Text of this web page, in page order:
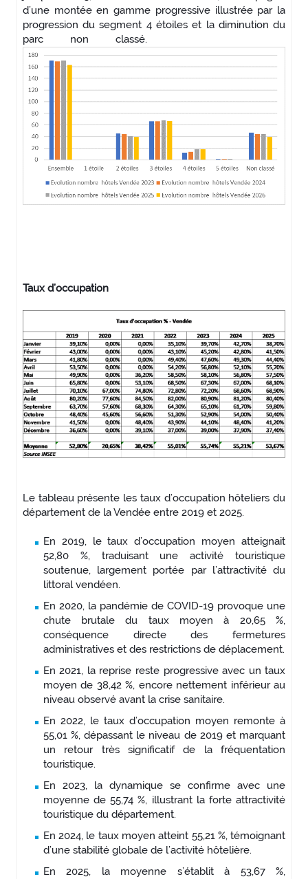
d’une montée en gamme progressive illustrée par la
progression du segment 4 étoiles et la diminution du
parc non classé.
Taux d’occupation
Le tableau présente les taux d’occupation hôteliers du
département de la Vendée entre 2019 et 2025.
En 2019, le taux d’occupation moyen atteignait
52,80 %, traduisant une activité touristique
soutenue, largement portée par l’attractivité du
littoral vendéen.
En 2020, la pandémie de COVID-19 provoque une
chute brutale du taux moyen à 20,65 %,
conséquence directe des fermetures
administratives et des restrictions de déplacement.
En 2021, la reprise reste progressive avec un taux
moyen de 38,42 %, encore nettement inférieur au
niveau observé avant la crise sanitaire.
En 2022, le taux d’occupation moyen remonte à
55,01 %, dépassant le niveau de 2019 et marquant
un retour très significatif de la fréquentation
touristique.
En 2023, la dynamique se confirme avec une
moyenne de 55,74 %, illustrant la forte attractivité
touristique du département.
En 2024, le taux moyen atteint 55,21 %, témoignant
d’une stabilité globale de l’activité hôtelière.
En 2025, la moyenne s’établit à 53,67 %,